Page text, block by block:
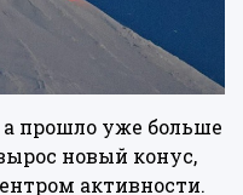
а прошло уже больше
новый конус,
активности.